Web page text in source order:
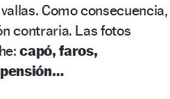
Como consecuencia,
contraria. Las fotos
capó, faros,